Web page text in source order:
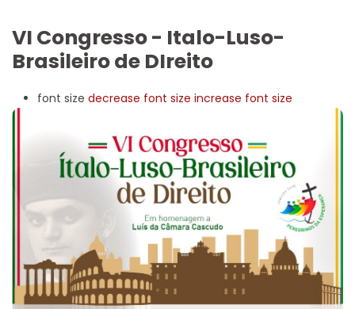
VI Congresso - Italo-Luso-
Brasileiro de DIreito
font size decrease font size increase font size